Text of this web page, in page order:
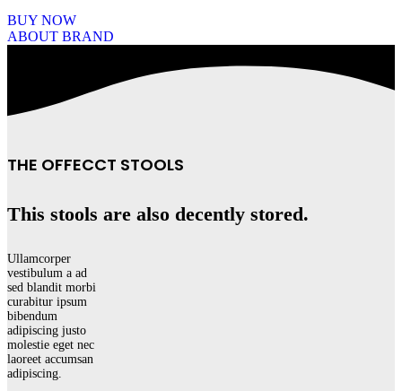
BUY NOW
ABOUT BRAND
THE OFFECCT STOOLS
This stools are also decently stored.
Ullamcorper
vestibulum a ad
sed blandit morbi
curabitur ipsum
bibendum
adipiscing justo
molestie eget nec
laoreet accumsan
adipiscing.